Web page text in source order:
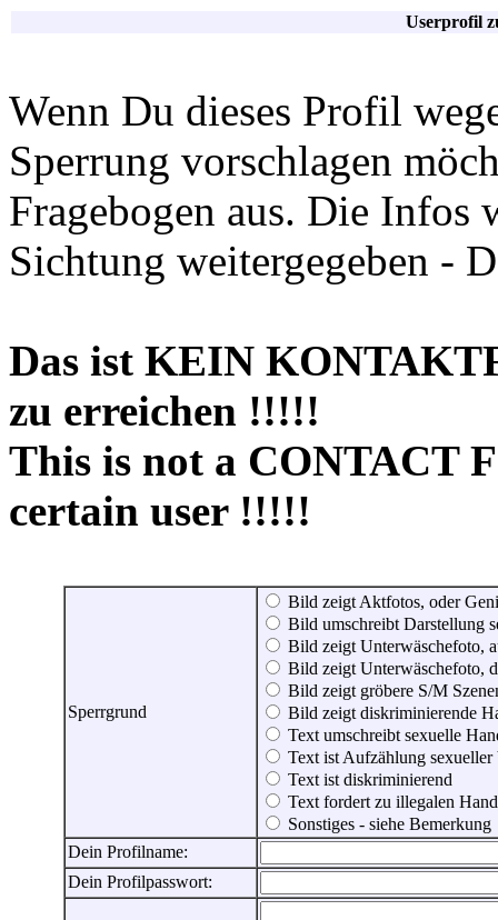
Userprofil
Wenn Du dieses Profil
Sperrung vorschlagen
Fragebogen aus. Die Infos
Sichtung weitergegeben -
Das ist KEIN
zu erreichen !!!!!
This is not a CONTACT
certain user !!!!!
Sperrgrund
Bild zeigt Aktfotos, oder
Bild umschreibt Darstellung
Bild zeigt Unterwäschefoto,
Bild zeigt Unterwäschefoto,
Bild zeigt gröbere S/M
Bild zeigt diskriminierende
Text umschreibt sexuelle
Text ist Aufzählung sexueller
Text ist diskriminierend
Text fordert zu illegalen
Sonstiges - siehe Bemerkung
Dein Profilname:
Dein Profilpasswort: